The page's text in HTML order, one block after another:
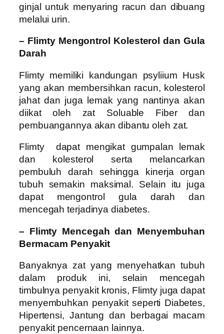
ginjal untuk menyaring racun dan dibuang
melalui urin.
– Flimty Mengontrol Kolesterol dan Gula
Darah
Flimty memiliki kandungan psyliium Husk
yang akan membersihkan racun, kolesterol
jahat dan juga lemak yang nantinya akan
diikat oleh zat Soluable Fiber dan
pembuangannya akan dibantu oleh zat.
Flimty dapat mengikat gumpalan lemak
dan kolesterol serta melancarkan
pembuluh darah sehingga kinerja organ
tubuh semakin maksimal. Selain itu juga
dapat mengontrol gula darah dan
mencegah terjadinya diabetes.
– Flimty Mencegah dan Menyembuhan
Bermacam Penyakit
Banyaknya zat yang menyehatkan tubuh
dalam produk ini, selain mencegah
timbulnya penyakit kronis, Flimty juga dapat
menyembuhkan penyakit seperti Diabetes,
Hipertensi, Jantung dan berbagai macam
penyakit pencernaan lainnya.